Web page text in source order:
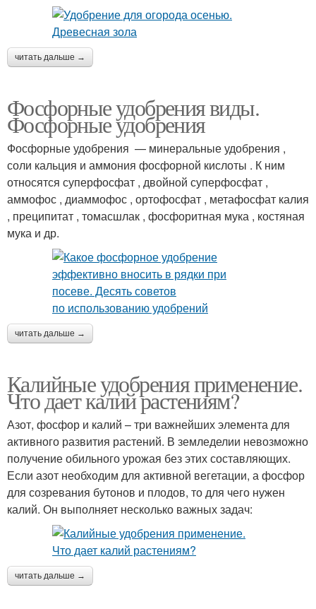
читать дальше →
Фосфорные удобрения виды.
Фосфорные удобрения
Фосфорные удобрения — минеральные удобрения ,
соли кальция и аммония фосфорной кислоты . К ним
относятся суперфосфат , двойной суперфосфат ,
аммофос , диаммофос , ортофосфат , метафосфат калия
, преципитат , томасшлак , фосфоритная мука , костяная
мука и др.
читать дальше →
Калийные удобрения применение.
Что дает калий растениям?
Азот, фосфор и калий – три важнейших элемента для
активного развития растений. В земледелии невозможно
получение обильного урожая без этих составляющих.
Если азот необходим для активной вегетации, а фосфор
для созревания бутонов и плодов, то для чего нужен
калий. Он выполняет несколько важных задач:
читать дальше →